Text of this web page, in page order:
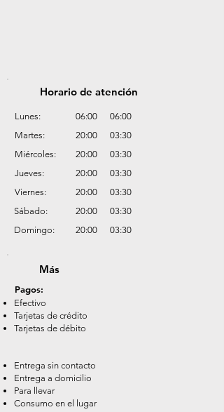
Horario de atención
Lunes: 06:00
06:00
Martes:
20:00
03:30
Miércoles:
Jueves:
Viernes:
Sábado:
Domingo:
20:00
03:30
20:00
03:30
20:00
03:30
20:00
03:30
20:00
03:30
​Más
Pagos:
Efectivo
Tarjetas de crédito
Tarjetas de débito
Entrega sin contacto
Entrega a domicilio
Para llevar
Consumo en el lugar